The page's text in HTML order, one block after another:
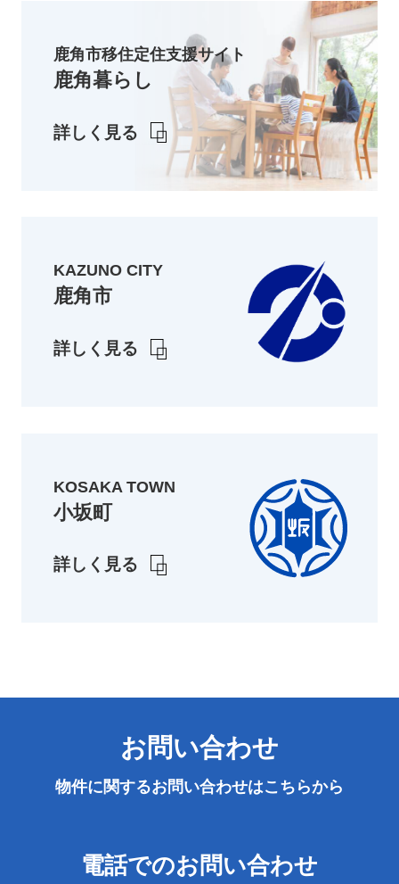
鹿角市移住定住支援サイト
鹿角暮らし
詳しく見る
KAZUNO CITY
鹿角市
詳しく見る
KOSAKA TOWN
小坂町
詳しく見る
お問い合わせ
物件に関するお問い合わせはこちらから
電話でのお問い合わせ